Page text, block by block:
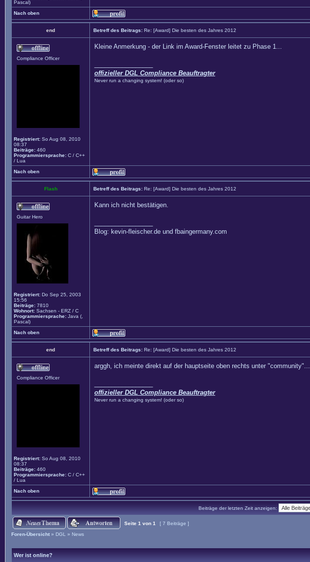
Pascal)
Nach oben
end Betreff des Beitrags: Re: [Award] Die besten des Jahres 2012
Compliance Officer
Registriert: So Aug 08, 2010
08:37
Beiträge: 460
Programmiersprache: C / C++
/ Lua
Kleine Anmerkung - der Link im Award-Fenster leitet zu Phase 1...
offizieller DGL Compliance Beauftragter
Never run a changing system! (oder so)
Nach oben
Flash Betreff des Beitrags: Re: [Award] Die besten des Jahres 2012
Guitar Hero
Registriert: Do Sep 25, 2003
15:56
Beiträge: 7810
Wohnort: Sachsen - ERZ / C
Programmiersprache: Java (,
Pascal)
Kann ich nicht bestätigen.
Blog: kevin-fleischer.de und fbaingermany.com
Nach oben
end Betreff des Beitrags: Re: [Award] Die besten des Jahres 2012
Compliance Officer
Registriert: So Aug 08, 2010
08:37
Beiträge: 460
Programmiersprache: C / C++
/ Lua
arggh, ich meinte direkt auf der hauptseite oben rechts unter "community"...
offizieller DGL Compliance Beauftragter
Never run a changing system! (oder so)
Nach oben
Beiträge der letzten Zeit anzeigen:
Seite 1 von 1
[ 7 Beiträge ]
Foren-Übersicht » DGL » News
Wer ist online?